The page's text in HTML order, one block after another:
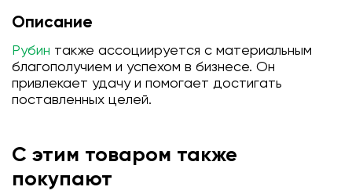
Описание
Рубин также ассоциируется с материальным
благополучием и успехом в бизнесе. Он
привлекает удачу и помогает достигать
поставленных целей.
С этим товаром также
покупают